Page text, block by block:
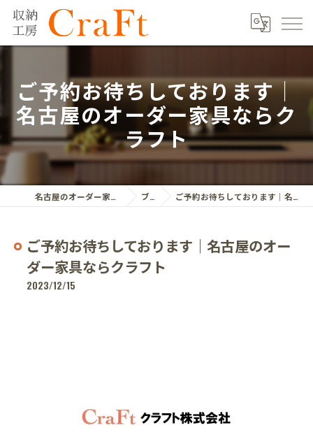
ご予約お待ちしております｜
名古屋のオーダー家具ならク
ラフト
名古屋のオーダー家具ならクラフト株式会社 ブログ ご予約お待ちしております｜名古屋のオーダー家具ならクラフト
ご予約お待ちしております｜名古屋のオー
ダー家具ならクラフト
2023/12/15